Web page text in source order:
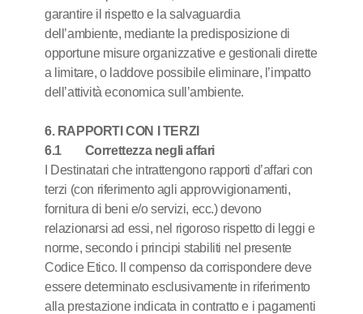
garantire il rispetto e la salvaguardia
dell’ambiente, mediante la predisposizione di
opportune misure organizzative e gestionali dirette
a limitare, o laddove possibile eliminare, l’impatto
dell’attività economica sull’ambiente.
6. RAPPORTI CON I TERZI
6.1 Correttezza negli affari
I Destinatari che intrattengono rapporti d’affari con
terzi (con riferimento agli approvvigionamenti,
fornitura di beni e/o servizi, ecc.) devono
relazionarsi ad essi, nel rigoroso rispetto di leggi e
norme, secondo i principi stabiliti nel presente
Codice Etico. Il compenso da corrispondere deve
essere determinato esclusivamente in riferimento
alla prestazione indicata in contratto e i pagamenti